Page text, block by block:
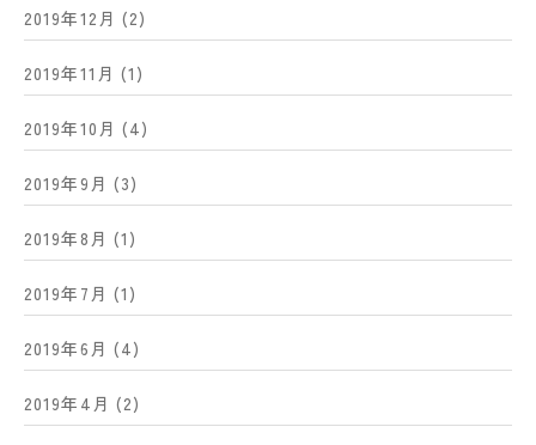
2019年12月 (2)
2019年11月 (1)
2019年10月 (4)
2019年9月 (3)
2019年8月 (1)
2019年7月 (1)
2019年6月 (4)
2019年4月 (2)